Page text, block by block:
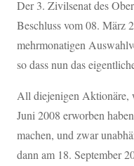
Der 3. Zivilsenat des
Beschluss vom 08. März
mehrmonatigen
so dass nun das
All diejenigen Aktionäre,
Juni 2008 erworben
machen, und zwar
dann am 18. September